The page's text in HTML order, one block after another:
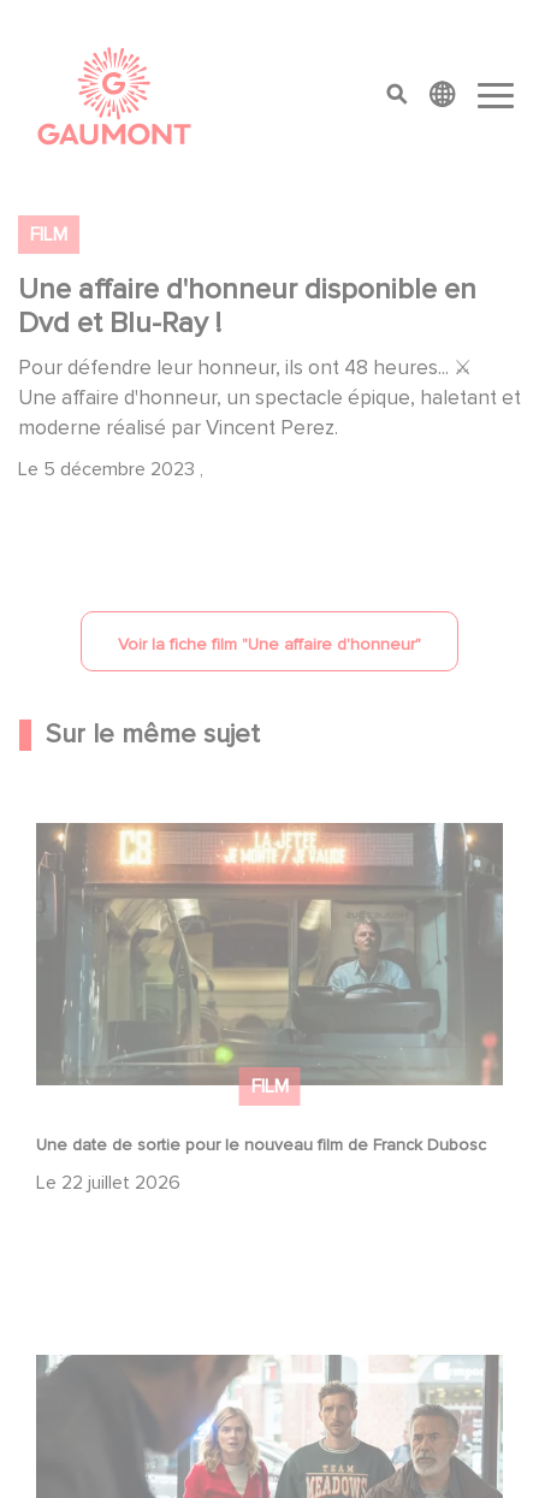
top menu
FILM
Une affaire d'honneur disponible en
Dvd et Blu-Ray !
Pour défendre leur honneur, ils ont 48 heures... ⚔️
Une affaire d'honneur, un spectacle épique, haletant et
moderne réalisé par Vincent Perez.
Le 5 décembre 2023 ,
Voir la fiche film "Une affaire d'honneur"
Sur le même sujet
FILM
Une date de sortie pour le nouveau film de Franck Dubosc
Le 22 juillet 2026
Une date de sortie pour le nouveau film de Franck
Dubosc
Une nouvelle comédie avec Baptiste Lecaplain et José
Garcia en 2027 !